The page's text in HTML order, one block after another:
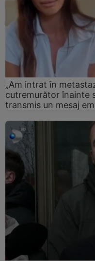
„Am intrat în
cutremurător înainte
transmis un mesaj